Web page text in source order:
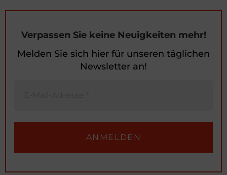
Verpassen Sie keine Neuigkeiten mehr!
Melden Sie sich hier für unseren täglichen
Newsletter an!